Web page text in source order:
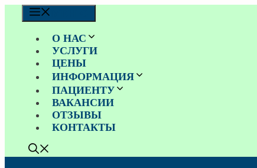
Перейти
О НАС
УСЛУГИ
ЦЕНЫ
ИНФОРМАЦИЯ
ПАЦИЕНТУ
ВАКАНСИИ
ОТЗЫВЫ
КОНТАКТЫ